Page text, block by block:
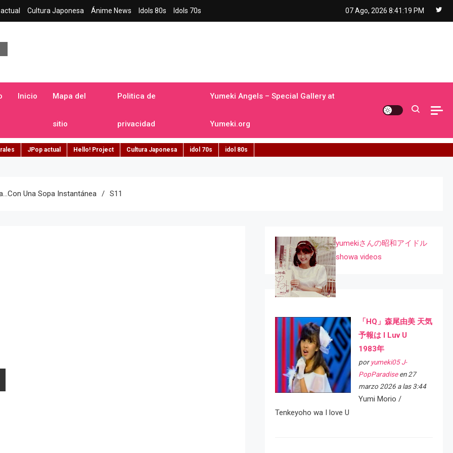
Cultura Japonesa Ánime News Idols 80s Idols 70s 07 Ago, 2026 8:41:20 PM
Inicio Mapa del
sitio
Politica de
privacidad
Yumeki Angels – Special Gallery at
Yumeki.org
JPop actual Hello! Project Cultura Japonesa idol 70s idol 80s
Una Sopa Instantánea S11
yumekiさんの昭和アイドル
showa videos
「HQ」森尾由美 天気
予報は I Luv U
1983年
por yumeki05 J-
PopParadiseen 27
marzo 2026 a las 3:44
Yumi Morio /
Tenkeyoho wa I love U